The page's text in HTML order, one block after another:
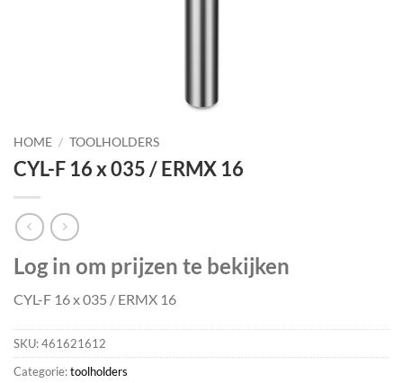
HOME / TOOLHOLDERS
CYL-F 16 x 035 / ERMX 16
Log in om prijzen te bekijken
CYL-F 16 x 035 / ERMX 16
SKU:461621612
Categorie:toolholders